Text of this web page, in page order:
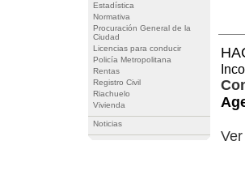
Estadística
Normativa
Procuración General de la
Ciudad
Licencias para conducir
Policía Metropolitana
Rentas
Registro Civil
Riachuelo
Vivienda
Noticias